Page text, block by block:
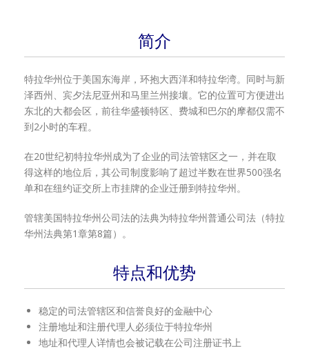
简介
特拉华州位于美国东海岸，环抱大西洋和特拉华湾。同时与新
泽西州、宾夕法尼亚州和马里兰州接壤。它的位置可方便进出
东北的大都会区，前往华盛顿特区、费城和巴尔的摩都仅需不
到2小时的车程。
在20世纪初特拉华州成为了企业的司法管辖区之一，并在取
得这样的地位后，其公司制度影响了超过半数在世界500强名
单和在纽约证交所上市挂牌的企业迁册到特拉华州。
管辖美国特拉华州公司法的法典为特拉华州普通公司法（特拉
华州法典第1章第8篇）。
特点和优势
稳定的司法管辖区和信誉良好的金融中心
注册地址和注册代理人必须位于特拉华州
地址和代理人详情也会被记载在公司注册证书上